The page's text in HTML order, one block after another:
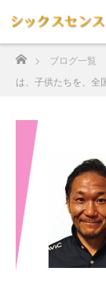
ブログ一覧
は、子供たちを、全